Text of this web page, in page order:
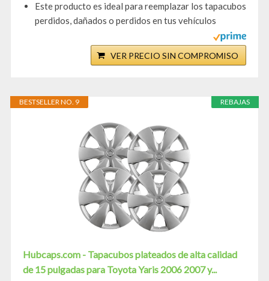
Este producto es ideal para reemplazar los tapacubos
perdidos, dañados o perdidos en tus vehículos
VER PRECIO SIN COMPROMISO
REBAJAS
BESTSELLER NO. 9
Hubcaps.com - Tapacubos plateados de alta calidad
de 15 pulgadas para Toyota Yaris 2006 2007 y...